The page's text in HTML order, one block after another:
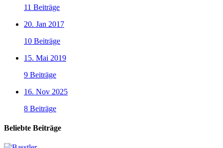
11 Beiträge
20. Jan 2017
10 Beiträge
15. Mai 2019
9 Beiträge
16. Nov 2025
8 Beiträge
Beliebte Beiträge